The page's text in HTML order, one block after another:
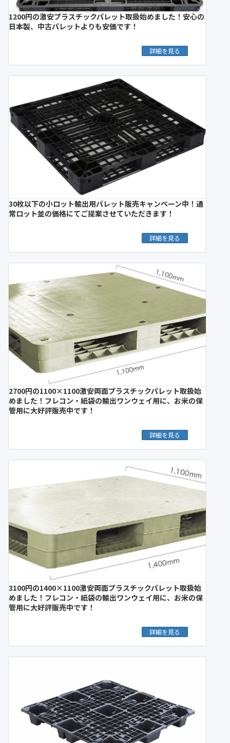
1200円の激安プラスチックパレット取扱始めました！安心の
日本製、中古パレットよりも安価です！
詳細を見る
30枚以下の小ロット輸出用パレット販売キャンペーン中！通
常ロット並の価格にてご提案させていただきます！
詳細を見る
2700円の1100×1100激安両面プラスチックパレット取扱始
めました！フレコン・紙袋の輸出ワンウェイ用に、お米の保
管用に大好評販売中です！
詳細を見る
3100円の1400×1100激安両面プラスチックパレット取扱始
めました！フレコン・紙袋の輸出ワンウェイ用に、お米の保
管用に大好評販売中です！
詳細を見る